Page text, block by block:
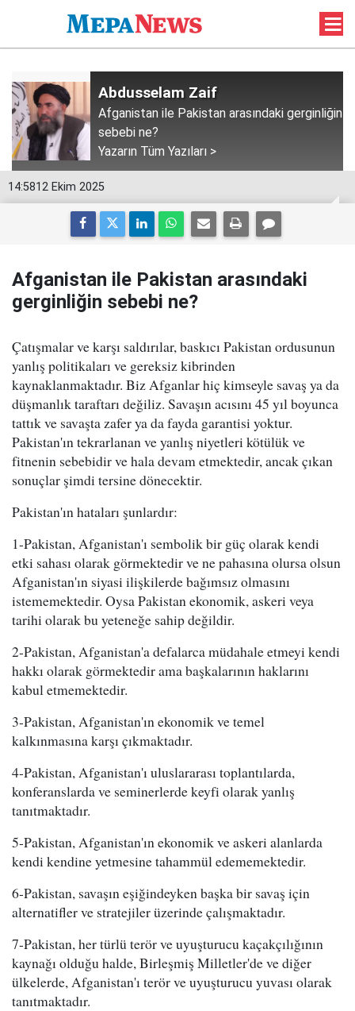
Abdusselam Zaif
Afganistan ile Pakistan arasındaki gerginliğin
sebebi ne?
Yazarın Tüm Yazıları >
14:5812 Ekim 2025
Afganistan ile Pakistan arasındaki
gerginliğin sebebi ne?
Çatışmalar ve karşı saldırılar, baskıcı Pakistan ordusunun
yanlış politikaları ve gereksiz kibrinden
kaynaklanmaktadır. Biz Afganlar hiç kimseyle savaş ya da
düşmanlık taraftarı değiliz. Savaşın acısını 45 yıl boyunca
tattık ve savaşta zafer ya da fayda garantisi yoktur.
Pakistan'ın tekrarlanan ve yanlış niyetleri kötülük ve
fitnenin sebebidir ve hala devam etmektedir, ancak çıkan
sonuçlar şimdi tersine dönecektir.
Pakistan'ın hataları şunlardır:
1-Pakistan, Afganistan'ı sembolik bir güç olarak kendi
etki sahası olarak görmektedir ve ne pahasına olursa olsun
Afganistan'ın siyasi ilişkilerde bağımsız olmasını
istememektedir. Oysa Pakistan ekonomik, askeri veya
tarihi olarak bu yeteneğe sahip değildir.
2-Pakistan, Afganistan'a defalarca müdahale etmeyi kendi
hakkı olarak görmektedir ama başkalarının haklarını
kabul etmemektedir.
3-Pakistan, Afganistan'ın ekonomik ve temel
kalkınmasına karşı çıkmaktadır.
4-Pakistan, Afganistan'ı uluslararası toplantılarda,
konferanslarda ve seminerlerde keyfi olarak yanlış
tanıtmaktadır.
5-Pakistan, Afganistan'ın ekonomik ve askeri alanlarda
kendi kendine yetmesine tahammül edememektedir.
6-Pakistan, savaşın eşiğindeyken başka bir savaş için
alternatifler ve stratejiler üzerinde çalışmaktadır.
7-Pakistan, her türlü terör ve uyuşturucu kaçakçılığının
kaynağı olduğu halde, Birleşmiş Milletler'de ve diğer
ülkelerde, Afganistan'ı terör ve uyuşturucu yuvası olarak
tanıtmaktadır.